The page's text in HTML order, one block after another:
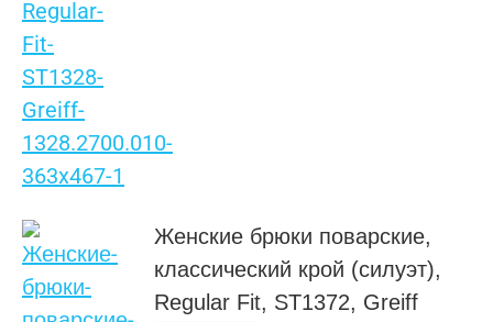
Женские брюки поварские,
классический крой (силуэт),
Regular Fit, ST1372, Greiff